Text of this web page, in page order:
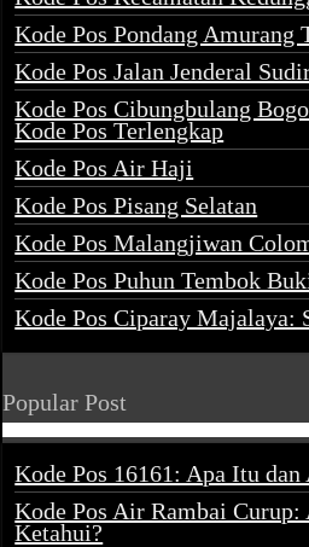
Kode Pos Pondang Amurang
Kode Pos Jalan Jenderal
Kode Pos Cibungbulang
Kode Pos Terlengkap
Kode Pos Air Haji
Kode Pos Pisang Selatan
Kode Pos Malangjiwan
Kode Pos Puhun Tembok
Kode Pos Ciparay Majalaya:
Popular Post
Kode Pos 16161: Apa Itu
Kode Pos Air Rambai Curup:
Ketahui?